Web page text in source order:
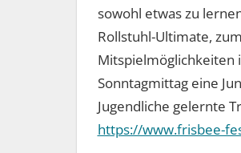
sowohl etwas zu
Rollstuhl-Ultimate,
Mitspielmöglichkeiten
Sonntagmittag eine
Jugendliche gelernte
https://www.frisbee-